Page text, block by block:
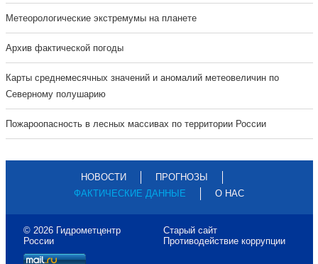
Метеорологические экстремумы на планете
Архив фактической погоды
Карты среднемесячных значений и аномалий метеовеличин по
Северному полушарию
Пожароопасность в лесных массивах по территории России
НОВОСТИ
ПРОГНОЗЫ
ФАКТИЧЕСКИЕ ДАННЫЕ
О НАС
© 2026 Гидрометцентр
России
Старый сайт
Противодействие коррупции